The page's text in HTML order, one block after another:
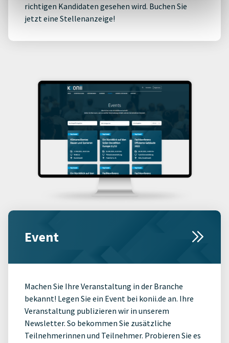
richtigen Kandidaten gesehen wird. Buchen Sie
jetzt eine Stellenanzeige!
Event
Machen Sie Ihre Veranstaltung in der Branche
bekannt! Legen Sie ein Event bei konii.de an. Ihre
Veranstaltung publizieren wir in unserem
Newsletter. So bekommen Sie zusätzliche
Teilnehmerinnen und Teilnehmer. Probieren Sie es